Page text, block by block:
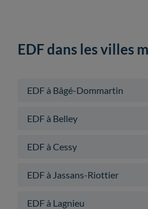
EDF dans les villes
EDF à Bâgé-Dommartin
EDF à Belley
EDF à Cessy
EDF à Jassans-Riottier
EDF à Lagnieu